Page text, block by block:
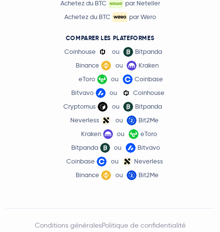
Achetez du BTC
par Neteller
Achetez du BTC
par Wero
COMPARER LES PLATEFORMES
Coinhouse ou
Bitpanda
Binance
ou
Kraken
eToro
ou
Coinbase
Bitvavo
ou
Coinhouse
Cryptomus
ou
Bitpanda
Neverless
ou
Bit2Me
Kraken
ou
eToro
Bitpanda
ou
Bitvavo
Coinbase
ou
Neverless
Binance
ou Bit2Me
Conditions généralesPolitique de confidentialité